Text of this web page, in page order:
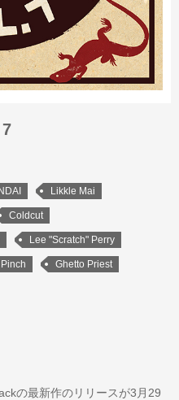
Likkle Mai
Coldcut
Lee "Scratch" Perry
Ghetto Priest
の最新作のリリースが3月29